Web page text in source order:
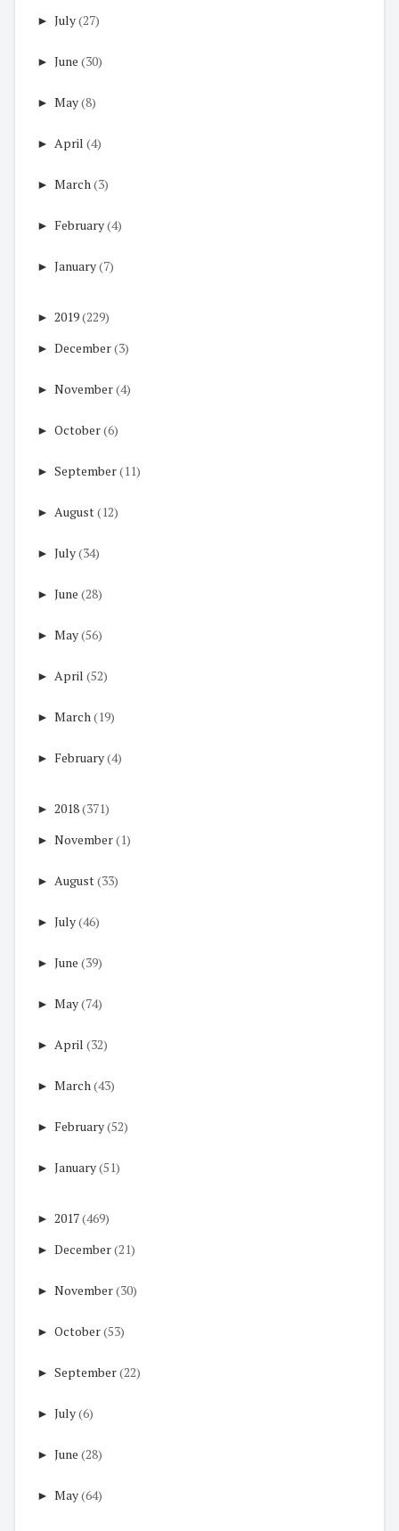
► July(27)
► June (30)
► May(8)
► April (4)
► March(3)
► February(4)
► January(7)
► 2019(229)
► December(3)
► November(4)
► October(6)
► September(11)
► August(12)
► July(34)
► June (28)
► May(56)
► April (52)
► March(19)
► February(4)
► 2018(371)
► November(1)
► August(33)
► July(46)
► June (39)
► May(74)
► April (32)
► March(43)
► February(52)
► January(51)
► 2017(469)
► December(21)
► November(30)
► October(53)
► September(22)
► July(6)
► June (28)
► May(64)